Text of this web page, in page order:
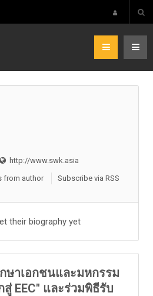
http://www.swk.asia
from author
Subscribe via RSS
their biography yet
ษาเอกชนและมหกรรม
EEC" และร่วมพิธีรับ